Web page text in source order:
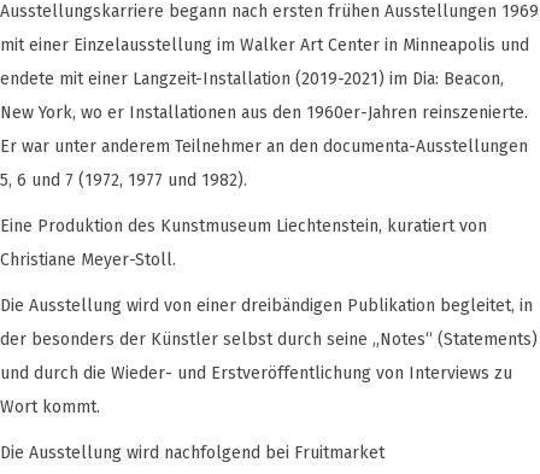
Ausstellungskarriere begann nach ersten frühen Ausstellungen 1969
mit einer Einzelausstellung im Walker Art Center in Minneapolis und
endete mit einer Langzeit-Installation (2019-2021) im Dia: Beacon,
New York, wo er Installationen aus den 1960er-Jahren reinszenierte.
Er war unter anderem Teilnehmer an den documenta-Ausstellungen
5, 6 und 7 (1972, 1977 und 1982).
Eine Produktion des Kunstmuseum Liechtenstein, kuratiert von
Christiane Meyer-Stoll.
Die Ausstellung wird von einer dreibändigen Publikation begleitet, in
der besonders der Künstler selbst durch seine „Notes“ (Statements)
und durch die Wieder- und Erstveröffentlichung von Interviews zu
Wort kommt.
Die Ausstellung wird nachfolgend bei Fruitmarket